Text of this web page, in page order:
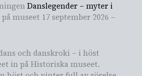
Danslegender – myter i
museet 17 september 2026 –
och danskroki – i höst
in på Historiska museet.